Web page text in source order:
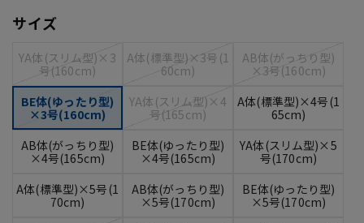
サイズ
YA体(スリム型)×3
号(160cm)
A体(標準型)×3号(1
60cm)
AB体(がっちり型)
×3号(160cm)
BE体(ゆったり型)
×3号(160cm)
YA体(スリム型)×4
号(165cm)
A体(標準型)×4号(1
65cm)
AB体(がっちり型)
×4号(165cm)
BE体(ゆったり型)
×4号(165cm)
YA体(スリム型)×5
号(170cm)
A体(標準型)×5号(1
70cm)
AB体(がっちり型)
×5号(170cm)
BE体(ゆったり型)
×5号(170cm)